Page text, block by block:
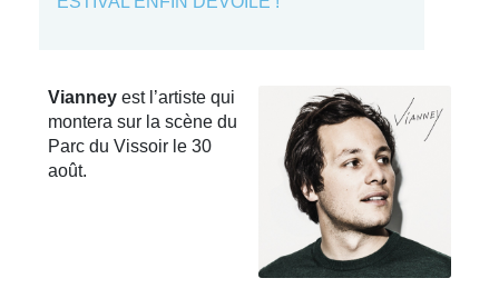
Vianney est l’artiste qui
montera sur la scène du
Parc du Vissoir le 30
août.